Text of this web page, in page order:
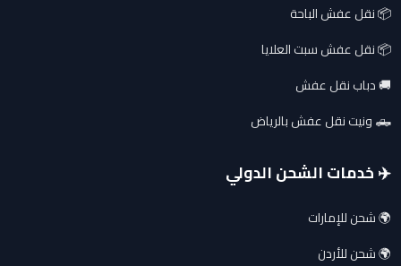
📦 نقل عفش الباحة
📦 نقل عفش سبت العلايا
🚚 دباب نقل عفش
🛻 ونيت نقل عفش بالرياض
✈️ خدمات الشحن الدولي
🌍 شحن للإمارات
🌍 شحن للأردن